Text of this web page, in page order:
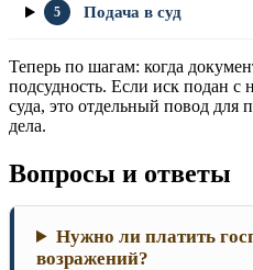
5 Подача в суд
Теперь по шагам: когда
подсудность. Если иск подан
суда, это отдельный повод для
дела.
Вопросы и ответы
Нужно ли платить
возражений?